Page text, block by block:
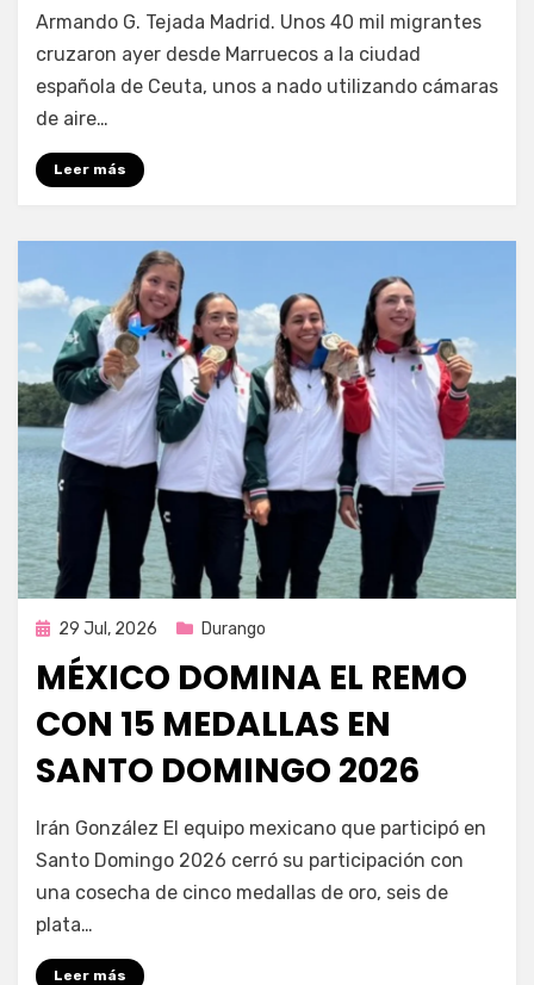
Fernando Miranda Servín
Armando G. Tejada Madrid. Unos 40 mil migrantes
cruzaron ayer desde Marruecos a la ciudad
española de Ceuta, unos a nado utilizando cámaras
de aire…
Leer más
Publicada
29 Jul, 2026 Durango
MÉXICO DOMINA EL REMO
CON 15 MEDALLAS EN
SANTO DOMINGO 2026
por Fernando Miranda Servín
Irán González El equipo mexicano que participó en
Santo Domingo 2026 cerró su participación con
una cosecha de cinco medallas de oro, seis de
plata…
Leer más